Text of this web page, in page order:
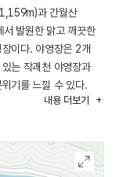
과 간월산
발원한 맑고 깨끗한
이다. 야영장은 2개
는 작괘천 야영장과
기를 느낄 수 있다.
의 경우 소형, 중형,
에 작천정, 등억온천,
내용 더보기